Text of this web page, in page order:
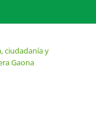
ciudadanía y
Gaona